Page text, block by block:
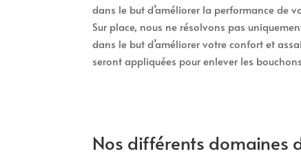
dans le but d’améliorer la performance de
Sur place, nous ne résolvons pas
dans le but d’améliorer votre confort et
seront appliquées pour enlever les
Nos différents domaines